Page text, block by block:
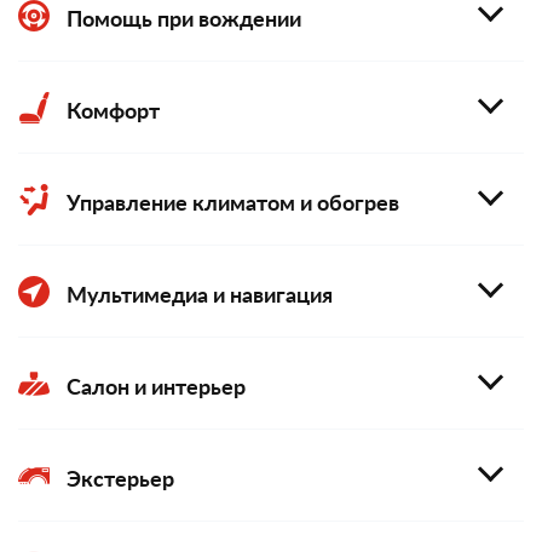
Помощь при вождении
Комфорт
Управление климатом и обогрев
Мультимедиа и навигация
Салон и интерьер
Экстерьер